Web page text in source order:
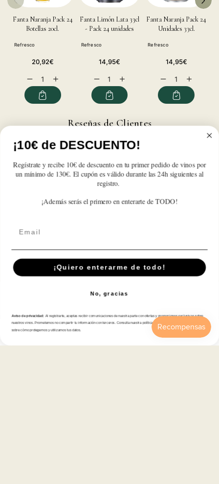
Fanta Naranja Pack 24
Botellas 20cl.
Refresco
Precio
20,92€
Reducir
cantidad
para
Fanta
Pack
Botellas
Aumentar
cantidad
para
Fanta
Pack
Botellas
Fanta Limón Lata 33cl
- Pack 24 unidades
Refresco
Precio
14,95€
Reducir
cantidad
para
Fanta
Pack
Botellas
Aumentar
cantidad
para
Fanta
Pack
Botellas
Fanta Naranja Pack 24
Unidades 33cl.
Refresco
Precio
14,95€
Reducir
cantidad
para
Fanta
Pack
Aumentar
cantidad
para
Fanta
Pack
Reseñas de Clientes
Sé el primero en escribir una reseña
Write a review
Suscríbete A Nuestra Newsletter
Correo electrónico
Atención al cliente
Categorías
Cuenta Carrito
¡10€ de DESCUENTO!
Regístrate y recibe 10€ de descuento en tu primer pedido de vinos por
un mínimo de 130€. El cupón es válido durante las 24h siguientes al
registro.
¡Además serás el primero en enterarte de TODO!
¡Quiero enterarme de todo!
No, gracias
Aviso de privacidad: Al registrarte, aceptas recibir comunicaciones de nuestra parte con ofertas y promociones exclusivas sobre
nuestros vinos. Prometemos no compartir tu información con terceros. Consulta nuestra política de privacidad para más detalles
sobre cómo protegemos y utilizamos tus datos.